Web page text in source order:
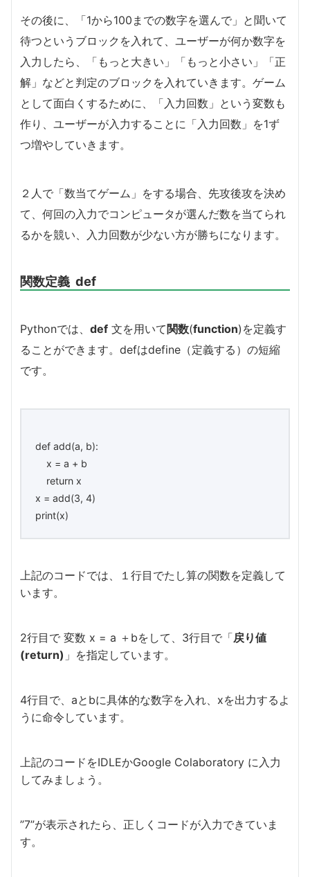
その後に、「1から100までの数字を選んで」と聞いて
待つというブロックを入れて、ユーザーが何か数字を
入力したら、「もっと大きい」「もっと小さい」「正
解」などと判定のブロックを入れていきます。ゲーム
として面白くするために、「入力回数」という変数も
作り、ユーザーが入力することに「入力回数」を1ず
つ増やしていきます。
２人で「数当てゲーム」をする場合、先攻後攻を決め
て、何回の入力でコンピュータが選んだ数を当てられ
るかを競い、入力回数が少ない方が勝ちになります。
関数定義 def
Pythonでは、 def 文を用いて関数(function)を定義す
ることができます。defはdefine（定義する）の短縮
です。
def add(a, b):
x = a + b
return x
x = add(3, 4)
print(x)
上記のコードでは、１行目でたし算の関数を定義して
います。
2行目で 変数 x = a ＋bをして、3行目で「戻り値
(return) 」を指定しています。
4行目で、aとbに具体的な数字を入れ、xを出力するよ
うに命令しています。
上記のコードをIDLEかGoogle Colaboratory に入力
してみましょう。
”7”が表示されたら、正しくコードが入力できていま
す。